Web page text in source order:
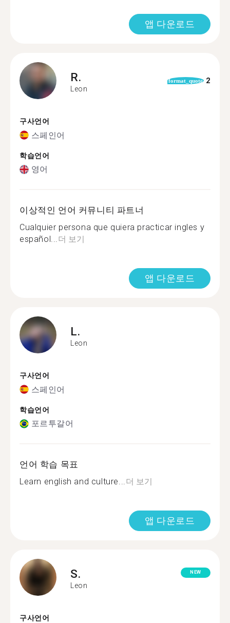
앱 다운로드
R.
Leon
format_quote 2
구사언어
스페인어
학습언어
영어
이상적인 언어 커뮤니티 파트너
Cualquier persona que quiera practicar ingles y
español...더 보기
앱 다운로드
L.
Leon
구사언어
스페인어
학습언어
포르투갈어
언어 학습 목표
Learn english and culture...더 보기
앱 다운로드
S.
Leon
NEW
구사언어